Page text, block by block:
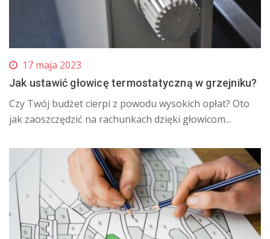
17 maja 2023
Jak ustawić głowicę termostatyczną w grzejniku?
​Czy Twój budżet cierpi z powodu wysokich opłat? Oto
jak zaoszczędzić na rachunkach dzięki głowicom...